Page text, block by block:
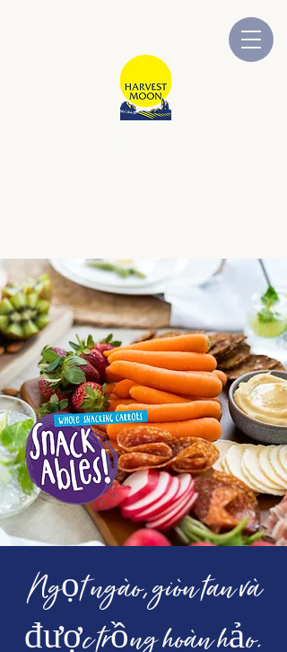
Ngọt ngào, giòn tan và
được trồng hoàn hảo.